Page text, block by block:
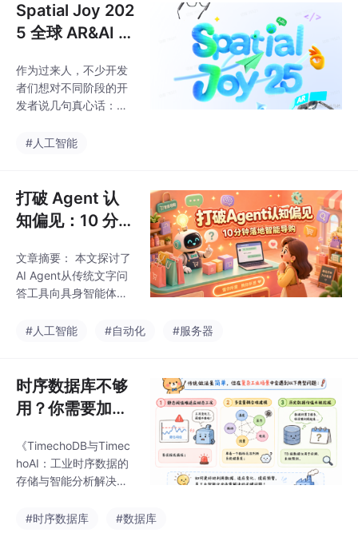
bug被搁置数月。通过A
I工具WorkBuddy，成
功完成了这个"数字考
古"项目：AI首先准确理
解了项目意图和黑色幽
默风格，随后定位到筛
选功能字段错误和清理
问题，仅进行最小必要
Spatial Joy 202
5 全球 AR&AI 赛
资源、玩法、避
坑攻略都在这
作为过来人，不少开发
者们想对不同阶段的开
发者说几句真心话：对
是快速积累 AR&AI 实战
就能直接用上 Rokid乐
奇 顶尖的空间计算资源
和全系列 AR 硬件练手
遇不可求。对资深开发
者而言，这正是展示技
术视野的绝佳舞台。空
景落地，这些方向正是
履历里都是重
#人工智能
打破 Agent 认
知偏见：10 分钟
追问的智能导购
文章摘要： 本文探讨了
AI Agent从传统文字问
答工具向具身智能体的
侧数字人技术，Agent
等真人化交互能力。文
章以家电导购场景为
例，演示了如何快速搭
数字人Agent，并详细
介绍了从注册账号到代
码生成的全流程。这种
互的新范式，打破了人
#人工智能 #自动化 #服务器
时序数据库不够
用？你需要加一
《TimechoDB与Timec
hoAI：工业时序数据的
存储与智能分析解决方
中，时序数据（如设备
#时序数据库 #数据库